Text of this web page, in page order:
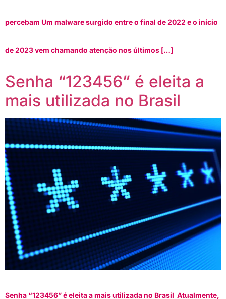
percebam Um malware surgido entre o final de 2022 e o início
de 2023 vem chamando atenção nos últimos […]
Senha “123456” é eleita a
mais utilizada no Brasil
Senha “123456” é eleita a mais utilizada no Brasil Atualmente,